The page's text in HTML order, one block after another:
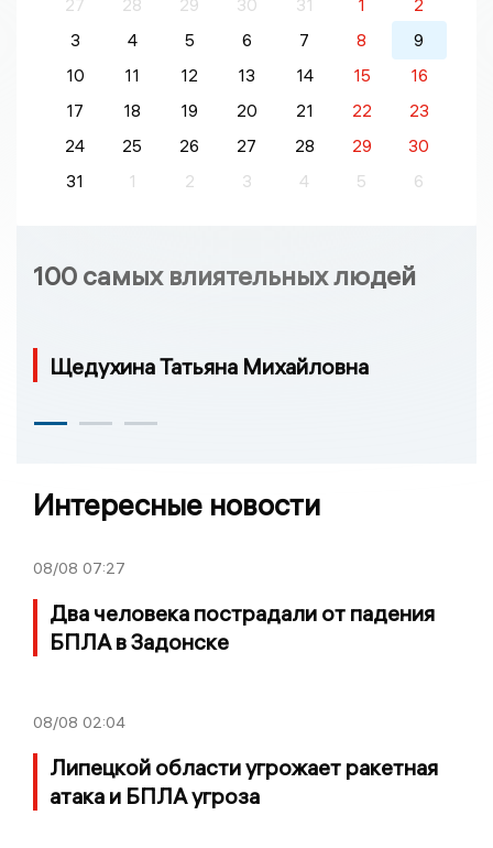
27 28 29 30 31 1
2
3
4 5 6 7 8
9
10
11 12 13 14 15
16
17
18 19 20 21 22
23
24
25 26 27 28 29
30
31
1 2 3 4 5 6
100 самых влиятельных людей
Щедухина Татьяна Михайловна
Интересные новости
08/08 07:27
Два человека пострадали от падения
БПЛА в Задонске
08/08 02:04
Липецкой области угрожает ракетная
атака и БПЛА угроза